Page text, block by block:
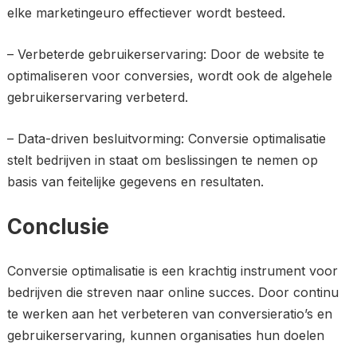
elke marketingeuro effectiever wordt besteed.
– Verbeterde gebruikerservaring: Door de website te
optimaliseren voor conversies, wordt ook de algehele
gebruikerservaring verbeterd.
– Data-driven besluitvorming: Conversie optimalisatie
stelt bedrijven in staat om beslissingen te nemen op
basis van feitelijke gegevens en resultaten.
Conclusie
Conversie optimalisatie is een krachtig instrument voor
bedrijven die streven naar online succes. Door continu
te werken aan het verbeteren van conversieratio’s en
gebruikerservaring, kunnen organisaties hun doelen